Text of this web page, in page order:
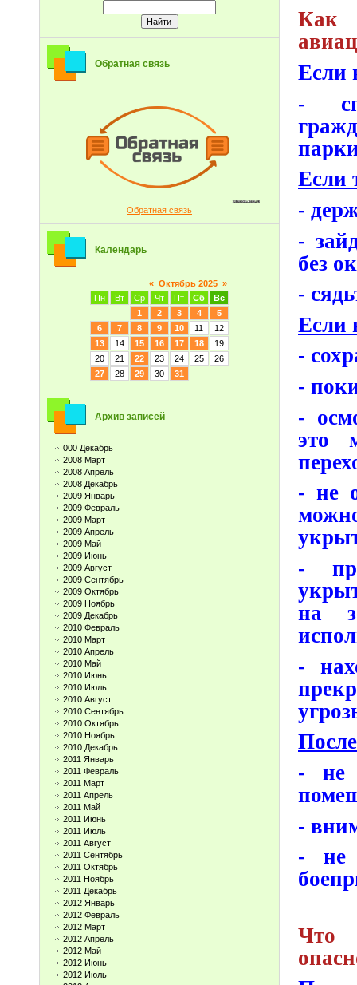
Обратная связь
Обратная связь
Календарь
« Октябрь 2025 »
Пн
Вт Ср Чт Пт Сб
Вс
1
2 3 4
5
6
7 8 9 10 11
12
13
14 15 16 17 18
19
20
21 22 23 24 25
26
27
28 29 30 31
Архив записей
000 Декабрь
2008 Март
2008 Апрель
2008 Декабрь
2009 Январь
2009 Февраль
2009 Март
2009 Апрель
2009 Май
2009 Июнь
2009 Август
2009 Сентябрь
2009 Октябрь
2009 Ноябрь
2009 Декабрь
2010 Февраль
2010 Март
2010 Апрель
2010 Май
2010 Июнь
2010 Июль
2010 Август
2010 Сентябрь
2010 Октябрь
2010 Ноябрь
2010 Декабрь
2011 Январь
2011 Февраль
2011 Март
2011 Апрель
2011 Май
2011 Июнь
2011 Июль
2011 Август
2011 Сентябрь
2011 Октябрь
2011 Ноябрь
2011 Декабрь
2012 Январь
2012 Февраль
2012 Март
2012 Апрель
2012 Май
2012 Июнь
2012 Июль
Как
Если
-
Если
-
-
без
-
Если
-
-
-
это
- не
-
на
-
- не
-
- не
Что